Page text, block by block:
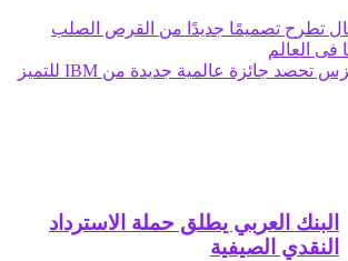
تطرح تصميمًا جديدًا من القرص الصلب
فى العالم
إنتركوم إنتربرايزس تحصد جائزة عالمية جديدة من IBM للتميز
البنك العربي يطلق حملة الاسترداد
النقدي الصيفية